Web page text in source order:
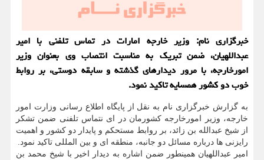
خبرگزاری نام: وزیر خارجه امارات در تماس تلفنی با امیر
عبداللهیان، ضمن تبریک به مناسبت انتصاب وی بعنوان وزیر
امورخارجه، با مرور دیدارهای گذشته و سابقه دوستی، بر روابط
خوب دو کشور همسایه تاکید نمود.
به گزارش خبرگزاری نام به نقل از پایگاه اطلاع رسانی وزارت امور
خارجه، وزیر امورخارجه کشورمان در ای نتماس تلفنی ضمن تشکر
از شیخ عبدالله بن زائد، بر روابط مستحکم و پایدار دو کشور و اهمیت
رایزنی ها درباره مسائل دو جانبه، منطقه ای و بین المللی تاکید نمود.
امیر عبداللهیان همینطور ضمن اشاره به دیدار اخیر با شیخ محمد بن